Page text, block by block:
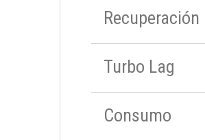
Recuperación
Turbo Lag
Consumo